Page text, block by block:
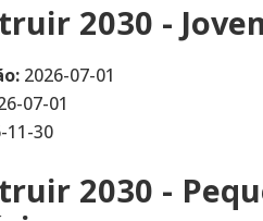
2030 -
2026-07-01
07-01
11-30
2030 -